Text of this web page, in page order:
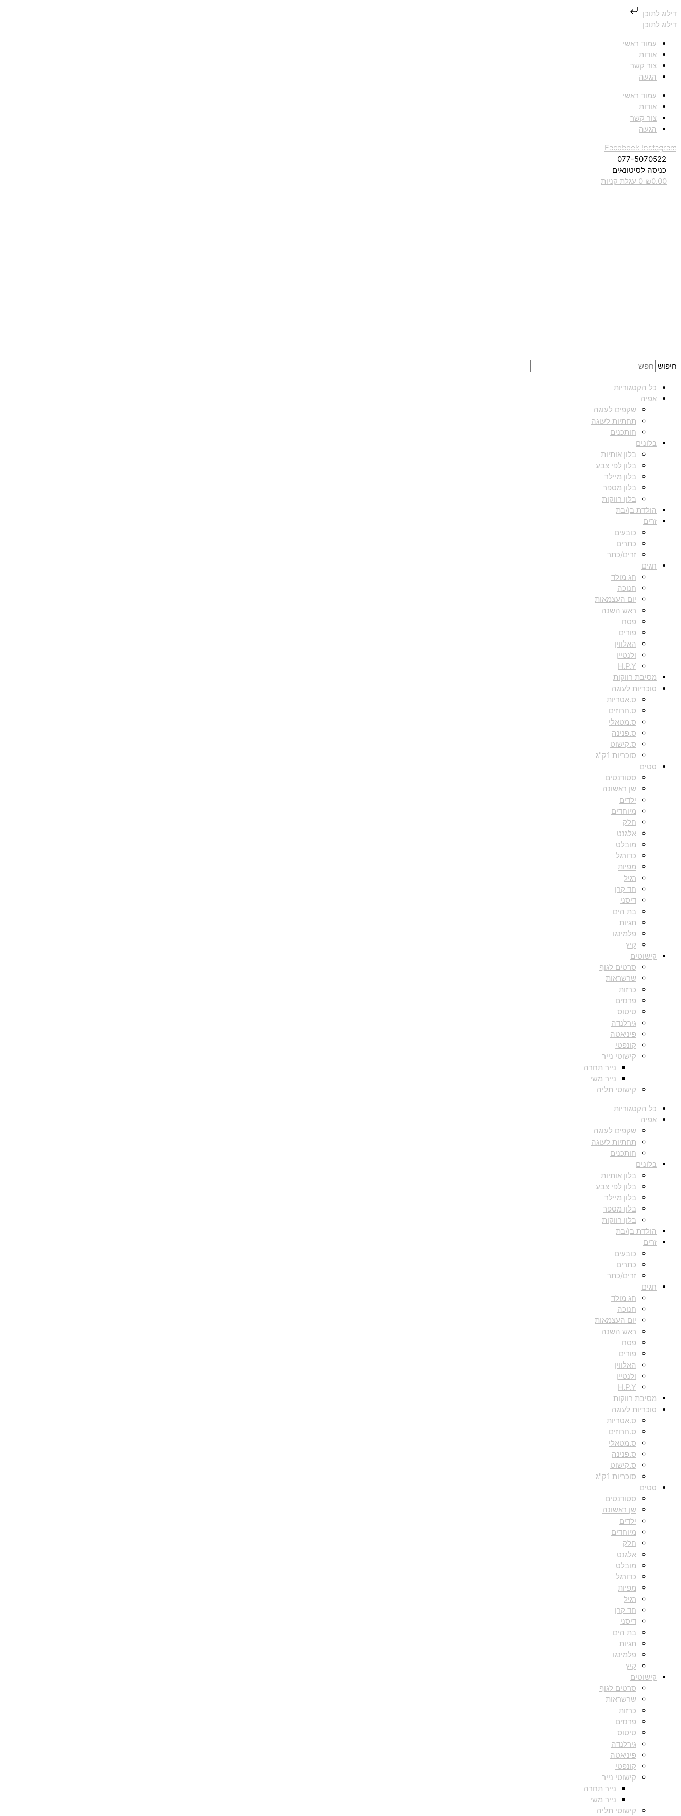
דילוג לתוכן
דילוג לתוכן
עמוד ראשי
אודות
צור קשר
הגעה
עמוד ראשי
אודות
צור קשר
הגעה
Facebook Instagram
077-5070522
כניסה לסיטונאים
₪0.00
0 עגלת קניות
חיפוש
כל הקטגוריות
אפיה
שקפים לעוגה
תחתיות לעוגה
חותכנים
בלונים
בלון אותיות
בלון לפי צבע
בלון מיילר
בלון מספר
בלון רווקות
הולדת בן/בת
זרים
כובעים
כתרים
זרים/כתר
חגים
חג מולד
חנוכה
יום העצמאות
ראש השנה
פסח
פורים
האלווין
ולנטיין
H.P.Y
מסיבת רווקות
סוכריות לעוגה
ס.אטריות
ס.חרוזים
ס.מטאלי
ס.פנינה
ס.קישוט
סוכריות 1ק"ג
סטים
סטודנטים
שן ראשונה
ילדים
מיוחדים
חלק
אלגנט
מובלט
כדורגל
מפיות
רגיל
חד קרן
דיסני
בת הים
תגיות
פלמינגו
קיץ
קישוטים
סרטים לגוף
שרשראות
כרזות
פרנזים
טיטוס
גירלנדה
פיניאטה
קונפטי
קישוטי נייר
נייר תחרה
נייר משי
קישוטי תליה
כל הקטגוריות
אפיה
שקפים לעוגה
תחתיות לעוגה
חותכנים
בלונים
בלון אותיות
בלון לפי צבע
בלון מיילר
בלון מספר
בלון רווקות
הולדת בן/בת
זרים
כובעים
כתרים
זרים/כתר
חגים
חג מולד
חנוכה
יום העצמאות
ראש השנה
פסח
פורים
האלווין
ולנטיין
H.P.Y
מסיבת רווקות
סוכריות לעוגה
ס.אטריות
ס.חרוזים
ס.מטאלי
ס.פנינה
ס.קישוט
סוכריות 1ק"ג
סטים
סטודנטים
שן ראשונה
ילדים
מיוחדים
חלק
אלגנט
מובלט
כדורגל
מפיות
רגיל
חד קרן
דיסני
בת הים
תגיות
פלמינגו
קיץ
קישוטים
סרטים לגוף
שרשראות
כרזות
פרנזים
טיטוס
גירלנדה
פיניאטה
קונפטי
קישוטי נייר
נייר תחרה
נייר משי
קישוטי תליה